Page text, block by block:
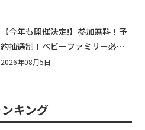
【今年も開催決定!】参加無料！予
約抽選制！ベビーファミリー必見
☆入場無料☆10/29(木)30(金)ママ
2026年08月5日
キング